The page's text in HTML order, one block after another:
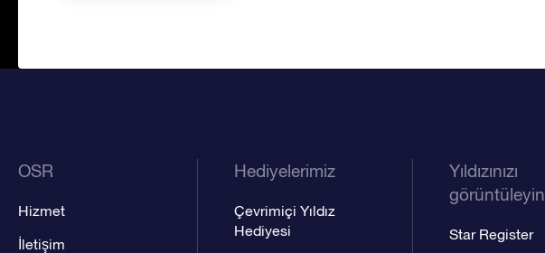
OSR
Hizmet
İletişim
Hediyelerimiz
Çevrimiçi Yıldız
Hediyesi
Yıldızınızı
görüntüleyin
Star Register